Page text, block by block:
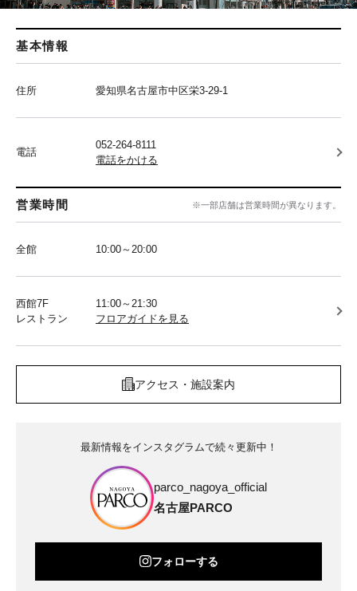
基本情報
住所 愛知県名古屋市中区栄3-29-1
電話
052-264-8111
電話をかける
営業時間 ※一部店舗は営業時間が異なります。
全館 10:00～20:00
西館7F
レストラン
11:00～21:30
フロアガイドを見る
アクセス・施設案内
最新情報をインスタグラムで続々更新中！
parco_nagoya_official
名古屋PARCO
フォローする